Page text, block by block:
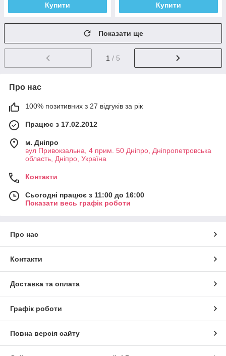
Купити Купити
Показати ще
1 / 5
Про нас
100% позитивних з 27 відгуків за рік
Працює з 17.02.2012
м. Дніпро
вул Привокзальна, 4 прим. 50 Дніпро, Дніпропетровська
область, Дніпро, Україна
Контакти
Сьогодні працює з 11:00 до 16:00
Показати весь графік роботи
Про нас
Контакти
Доставка та оплата
Графік роботи
Повна версія сайту